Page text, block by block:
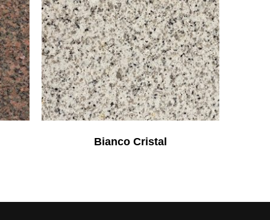
Bianco Cristal